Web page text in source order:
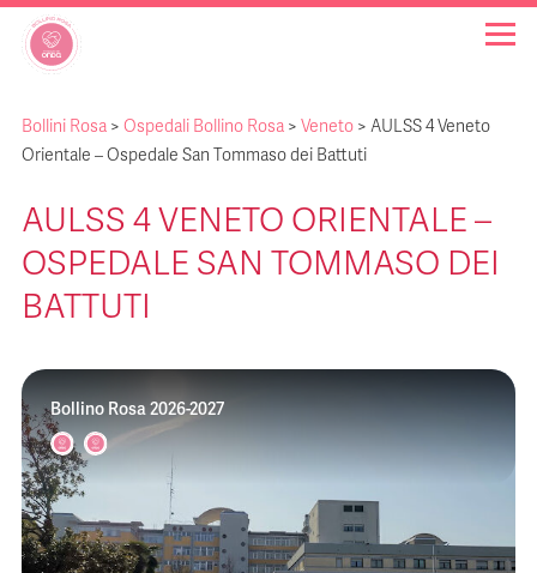
OSPEDALI BOLLINO ROSA
INIZIATIVE
NOTIZIE
FAQ
CHI SIAMO
Bollini Rosa > Ospedali Bollino Rosa > Veneto > AULSS 4 Veneto
Orientale – Ospedale San Tommaso dei Battuti
AULSS 4 VENETO ORIENTALE –
OSPEDALE SAN TOMMASO DEI
BATTUTI
Bollino Rosa 2026-2027